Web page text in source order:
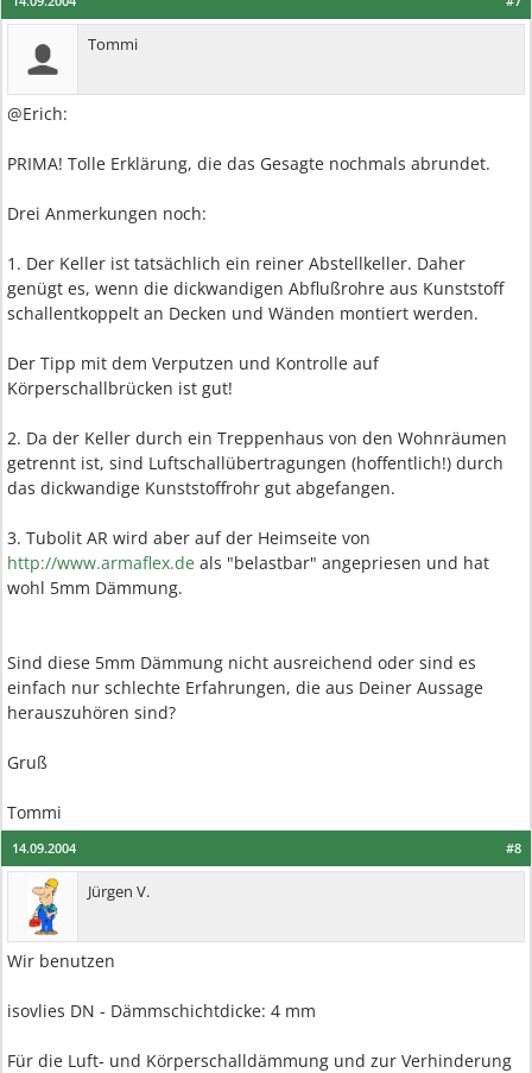
Tommi
@Erich:
PRIMA! Tolle Erklärung, die das Gesagte nochmals abrundet.
Drei Anmerkungen noch:
1. Der Keller ist tatsächlich ein reiner Abstellkeller. Daher
genügt es, wenn die dickwandigen Abflußrohre aus Kunststoff
schallentkoppelt an Decken und Wänden montiert werden.
Der Tipp mit dem Verputzen und Kontrolle auf
Körperschallbrücken ist gut!
2. Da der Keller durch ein Treppenhaus von den Wohnräumen
getrennt ist, sind Luftschallübertragungen (hoffentlich!) durch
das dickwandige Kunststoffrohr gut abgefangen.
3. Tubolit AR wird aber auf der Heimseite von
http://www.armaflex.de als "belastbar" angepriesen und hat
wohl 5mm Dämmung.
Sind diese 5mm Dämmung nicht ausreichend oder sind es
einfach nur schlechte Erfahrungen, die aus Deiner Aussage
herauszuhören sind?
Gruß
Tommi
#8
14.09.2004
Jürgen V.
Wir benutzen
isovlies DN - Dämmschichtdicke: 4 mm
Für die Luft- und Körperschalldämmung und zur Verhinderung